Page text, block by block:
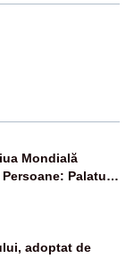
Mondială
Palatul
adoptat de